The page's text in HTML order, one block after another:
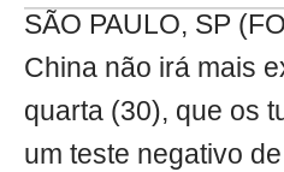
SÃO PAULO, SP
China não irá mais
quarta (30), que os
um teste negativo